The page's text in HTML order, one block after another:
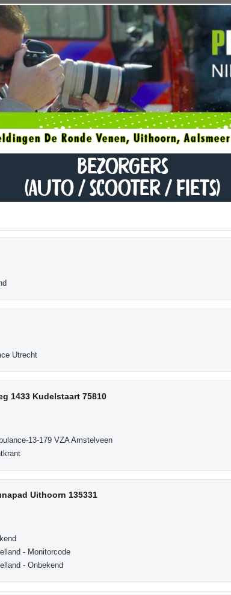
De Ronde Venen, Uithoorn, Aalsmeer
Utrecht
1433 Kudelstaart 75810
13-179 VZA Amstelveen
Uithoorn 135331
- Monitorcode
- Onbekend